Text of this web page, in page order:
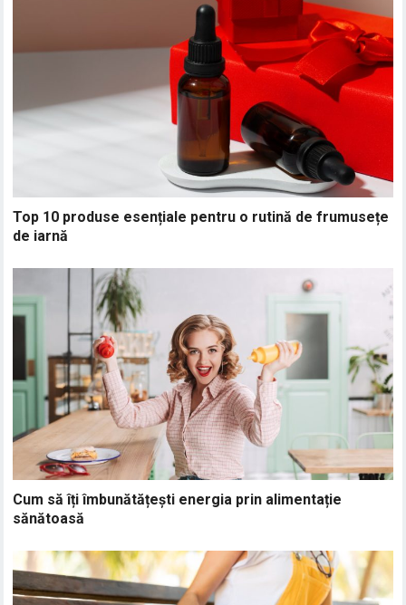
Top 10 produse esențiale pentru o rutină de frumusețe
de iarnă
Cum să îți îmbunătățești energia prin alimentație
sănătoasă